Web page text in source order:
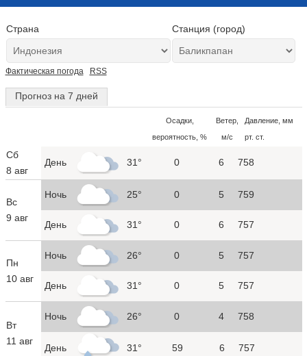
Страна Станция (город)
Фактическая погода RSS
Прогноз на 7 дней
Осадки,
вероятность, %
Ветер,
м/с
Давление, мм
рт. ст.
Сб
8 авг
День 31° 0 6 758
Вс
9 авг
Ночь 25° 0 5 759
День 31° 0 6 757
Пн
10 авг
Ночь 26° 0 5 757
День 31° 0 5 757
Вт
11 авг
Ночь 26° 0 4 758
День 31° 59 6 757